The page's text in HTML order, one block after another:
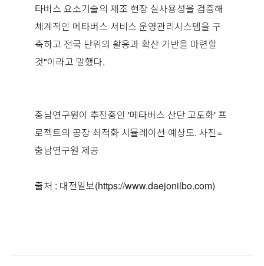
타버스 요소기술의 제조 현장 실사용성을 검증해
체계적인 메타버스 서비스 운영관리시스템을 구
축하고 전국 단위의 활용과 확산 기반을 마련할
것"이라고 말했다.
충남연구원이 추진중인 '메타버스 산단 고도화' 프
로젝트의 공장 최적화 시뮬레이션 예상도. 사진=
충남연구원 제공
출처 : 대전일보(https://www.daejonilbo.com)